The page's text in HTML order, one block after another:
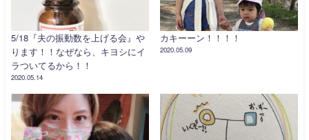
5/18『夫の振動数を上げる会』や
ります！！なぜなら、キヨシにイ
ラついてるから！！
2020.05.14
カキーーン！！！！
2020.05.09